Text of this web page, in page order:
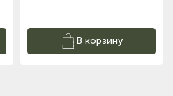
В корзину